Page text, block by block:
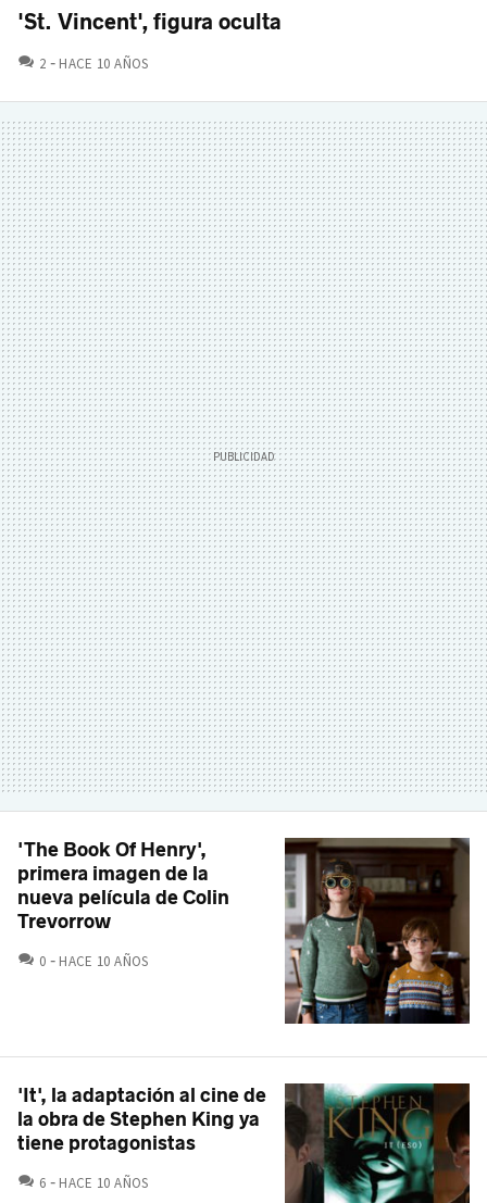
'St. Vincent', figura oculta
2 COMENTARIOS
HACE 10 AÑOS
'The Book Of Henry',
primera imagen de la
nueva película de Colin
Trevorrow
0 COMENTARIOS
HACE 10 AÑOS
'It', la adaptación al cine de
la obra de Stephen King ya
tiene protagonistas
6 COMENTARIOS
HACE 10 AÑOS